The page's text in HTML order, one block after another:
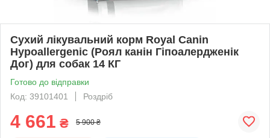
Сухий лікувальний корм Royal Canin
Hypoallergenic (Роял канін Гіпоалердженік
Дог) для собак 14 КГ
Готово до відправки
Код: 39101401
Роздріб
4 661 ₴ 5 900 ₴